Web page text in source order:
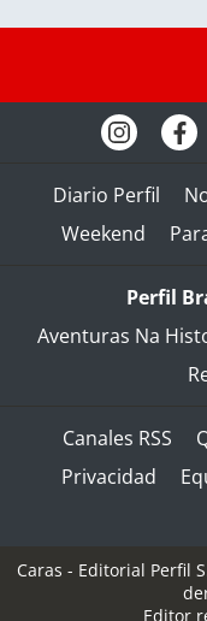
Diario Perfil
Weekend
Perfil
Aventuras Na
Canales RSS
Privacidad
Caras - Editorial Perfil
Editor